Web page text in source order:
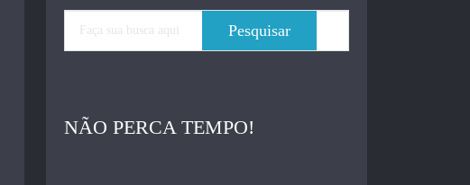
NÃO PERCA TEMPO!